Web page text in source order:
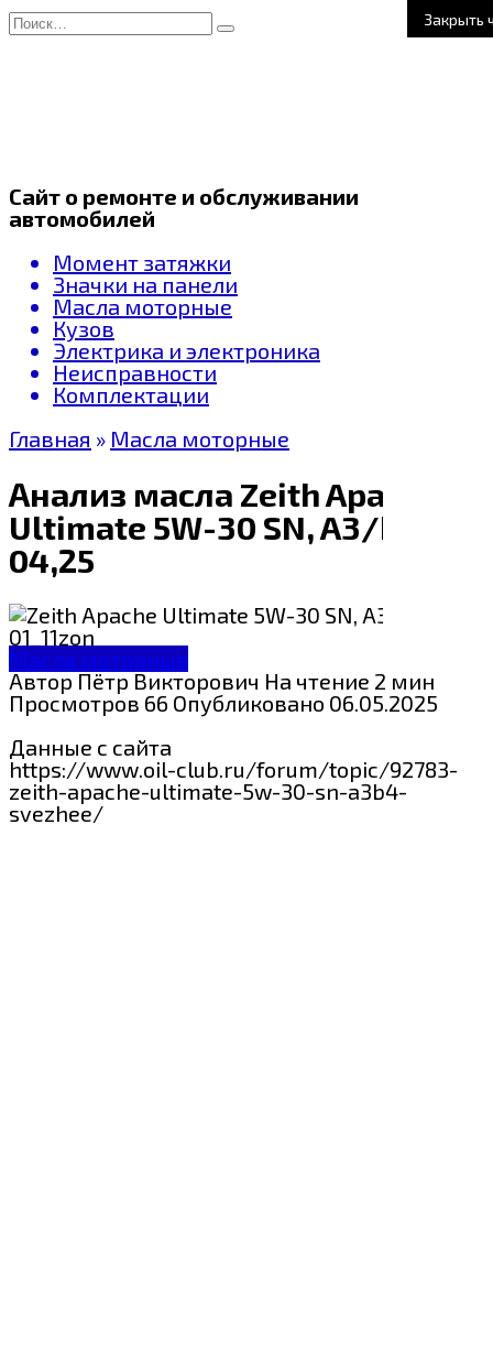
Закрыть
Перейти
к
Search
for:
Сайт о ремонте и обслуживании
автомобилей
Момент затяжки
Значки на панели
Масла моторные
Кузов
Электрика и электроника
Неисправности
Комплектации
Главная » Масла моторные
Анализ масла Zeith Apache
Ultimate 5W-30 SN, A3/B4
04,25
Масла моторные
АвторПётр Викторович На чтение 2 мин
Просмотров 66 Опубликовано 06.05.2025
Данные с сайта
https://www.oil-club.ru/forum/topic/92783-
zeith-apache-ultimate-5w-30-sn-a3b4-
svezhee/